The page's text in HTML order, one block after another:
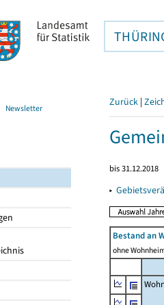
Newsletter Zurück |
bis 31.12.2018
▸
Bestand an
ohne